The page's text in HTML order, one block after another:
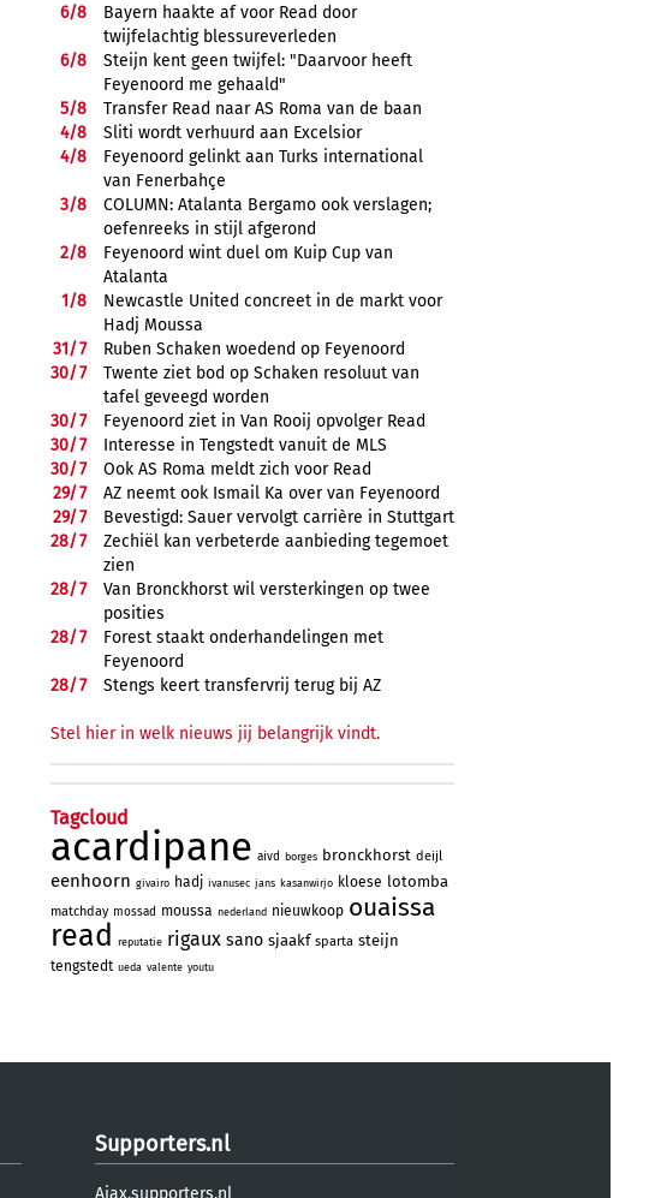
6/8
Bayern haakte af voor Read door
twijfelachtig blessureverleden
6/8
Steijn kent geen twijfel: "Daarvoor heeft
Feyenoord me gehaald"
5/8
Transfer Read naar AS Roma van de baan
4/8
Sliti wordt verhuurd aan Excelsior
4/8
Feyenoord gelinkt aan Turks international
van Fenerbahçe
3/8
COLUMN: Atalanta Bergamo ook verslagen;
oefenreeks in stijl afgerond
2/8
Feyenoord wint duel om Kuip Cup van
Atalanta
1/8
Newcastle United concreet in de markt voor
Hadj Moussa
31/7
Ruben Schaken woedend op Feyenoord
30/7
Twente ziet bod op Schaken resoluut van
tafel geveegd worden
30/7
Feyenoord ziet in Van Rooij opvolger Read
30/7
Interesse in Tengstedt vanuit de MLS
30/7
Ook AS Roma meldt zich voor Read
29/7
AZ neemt ook Ismail Ka over van Feyenoord
29/7
Bevestigd: Sauer vervolgt carrière in Stuttgart
28/7
Zechiël kan verbeterde aanbieding tegemoet
zien
28/7
Van Bronckhorst wil versterkingen op twee
posities
28/7
Forest staakt onderhandelingen met
Feyenoord
28/7 Stengs keert transfervrij terug bij AZ
Stel hier in welk nieuws jij belangrijk vindt.
Tagcloud
acardipane aivd borges bronckhorst deijl
eenhoorn givairo hadj ivanusec jans kasanwirjo kloese lotomba
matchday mossad moussa nederland nieuwkoop ouaissa
read reputatie rigaux sano sjaakf sparta steijn
tengstedt ueda valente youtu
Supporters.nl
Ajax.supporters.nl